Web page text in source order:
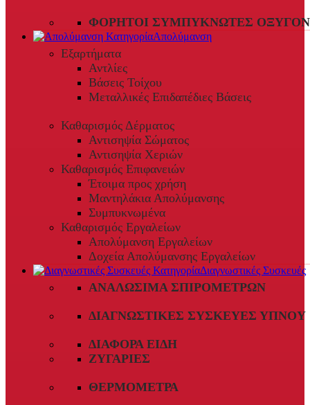
ΦΟΡΗΤΟΊ ΣΥΜΠΥΚΝΩΤΈΣ
Απολύμανση
Εξαρτήματα
Αντλίες
Βάσεις Τοίχου
Μεταλλικές Επιδαπέδιες Βάσεις
Καθαρισμός Δέρματος
Αντισηψία Σώματος
Αντισηψία Χεριών
Καθαρισμός Επιφανειών
Έτοιμα προς χρήση
Μαντηλάκια Απολύμανσης
Συμπυκνωμένα
Καθαρισμός Εργαλείων
Απολύμανση Εργαλείων
Δοχεία Απολύμανσης Εργαλείων
Διαγνωστικές Συσκευές
ΑΝΑΛΏΣΙΜΑ ΣΠΙΡΟΜΈΤΡΩΝ
ΔΙΑΓΝΩΣΤΙΚΈΣ ΣΥΣΚΕΥΈΣ ΎΠΝΟΥ
ΔΙΆΦΟΡΑ ΕΊΔΗ
ΖΥΓΑΡΙΈΣ
ΘΕΡΜΌΜΕΤΡΑ